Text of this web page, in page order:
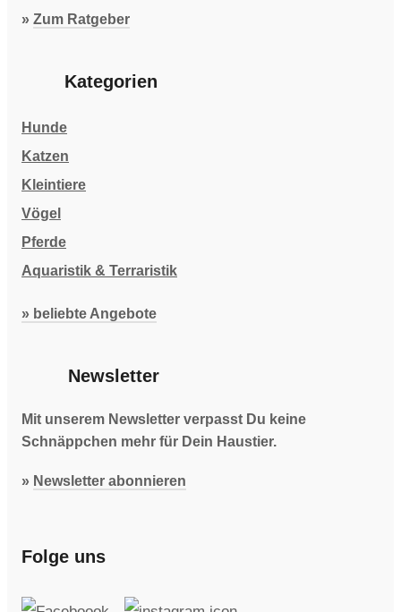
» Zum Ratgeber
Kategorien
Hunde
Katzen
Kleintiere
Vögel
Pferde
Aquaristik & Terraristik
» beliebte Angebote
Newsletter
Mit unserem Newsletter verpasst Du keine
Schnäppchen mehr für Dein Haustier.
» Newsletter abonnieren
Folge uns